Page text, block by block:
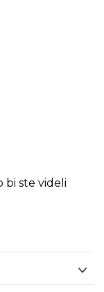
bi ste videli